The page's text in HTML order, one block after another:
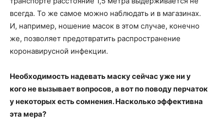
всегда. То же самое можно наблюдать и в магазинах.
И, например, ношение масок в этом случае, конечно
же, позволяет предотвратить распространение
коронавирусной инфекции.
Необходимость надевать маску сейчас уже ни у
кого не вызывает вопросов, а вот по поводу перчаток
у некоторых есть сомнения. Насколько эффективна
эта мера?